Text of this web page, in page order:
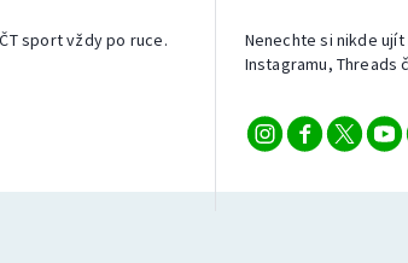
sport vždy po ruce.
Nenechte si nikde
Instagramu, Threads